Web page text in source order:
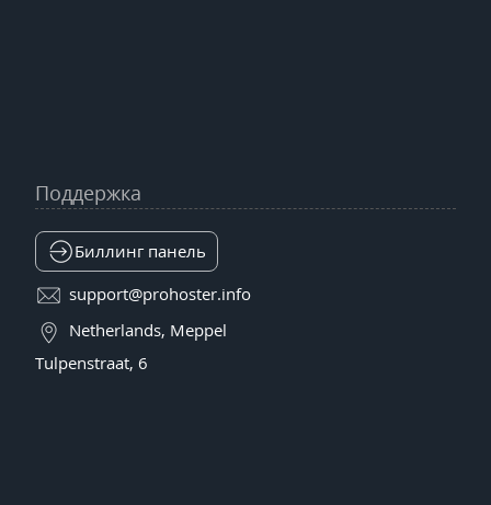
Поддержка
Биллинг панель
support@prohoster.info
Netherlands, Meppel
Tulpenstraat, 6